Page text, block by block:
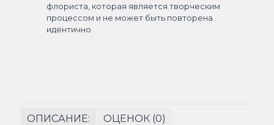
флориста, которая является творческим
процессом и не может быть повторена
идентично.
ОПИСАНИЕ:
ОЦЕНОК (0)